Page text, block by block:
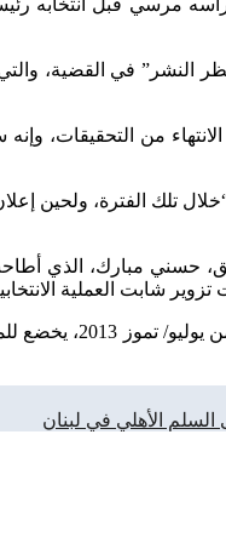
في القضية، والتي من
من التحقيقات، وإنه
تلك الفترة، ولحين
شابت العملية
يُذكر أن الرئيس
الأهلي في لبنان